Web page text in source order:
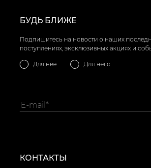
БУДЬ БЛИЖЕ
Подпишитесь на новости о наших
поступлениях, эксклюзивных акциях и
Для нее Для него
КОНТАКТЫ